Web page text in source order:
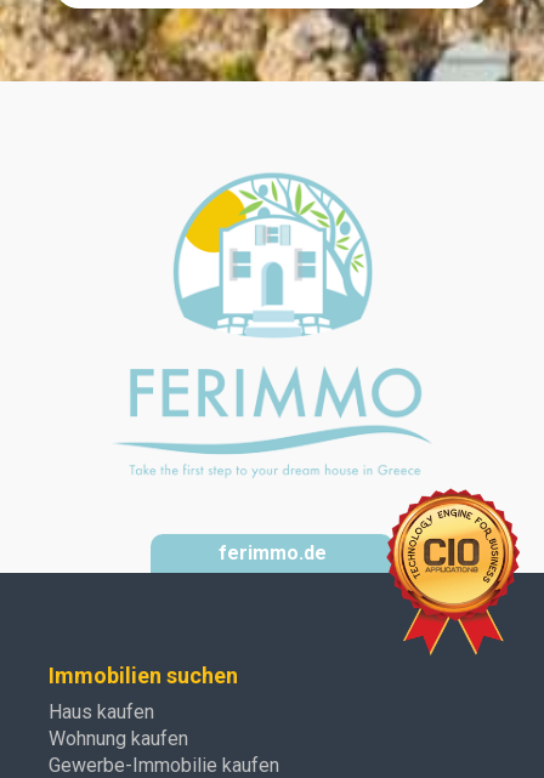
ferimmo.de
Immobilien suchen
Haus kaufen
Wohnung kaufen
Gewerbe-Immobilie kaufen